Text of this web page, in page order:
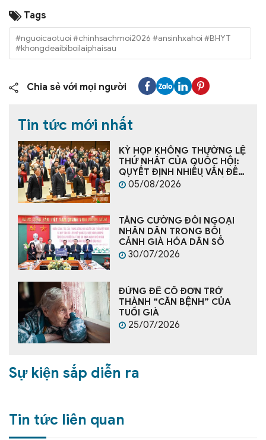
Tags
#nguoicaotuoi #chinhsachmoi2026 #ansinhxahoi #BHYT
#khongdeaibiboilaiphaisau
Chia sẻ với mọi người
Tin tức mới nhất
KỲ HỌP KHÔNG THƯỜNG LỆ
THỨ NHẤT CỦA QUỐC HỘI:
QUYẾT ĐỊNH NHIỀU VẤN ĐỀ
CẤP BÁCH, TẠO NỀN TẢNG
05/08/2026
TĂNG CƯỜNG ĐỐI NGOẠI
NHÂN DÂN TRONG BỐI
CẢNH GIÀ HÓA DÂN SỐ
30/07/2026
ĐỪNG ĐỂ CÔ ĐƠN TRỞ
THÀNH “CĂN BỆNH” CỦA
TUỔI GIÀ
25/07/2026
Sự kiện sắp diễn ra
Tin tức liên quan